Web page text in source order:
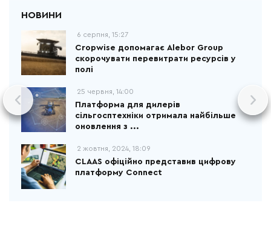
6 серпня, 15:27
Cropwise допомагає Alebor Group
скорочувати перевитрати ресурсів у
полі
25 червня, 14:00
Платформа для дилерів
сільгосптехніки отримала найбільше
оновлення з ...
2 жовтня, 2024, 18:09
CLAAS офіційно представив цифрову
платформу Connect